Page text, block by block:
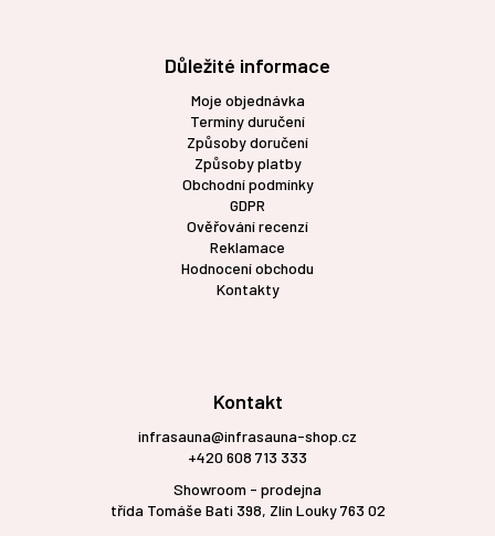
Důležité informace
Moje objednávka
Termíny duručení
Způsoby doručení
Způsoby platby
Obchodní podmínky
GDPR
Ověřování recenzí
Reklamace
Hodnocení obchodu
Kontakty
Kontakt
infrasauna@infrasauna-shop.cz
+420 608 713 333
Showroom - prodejna
třída Tomáše Bati 398, Zlín Louky 763 02